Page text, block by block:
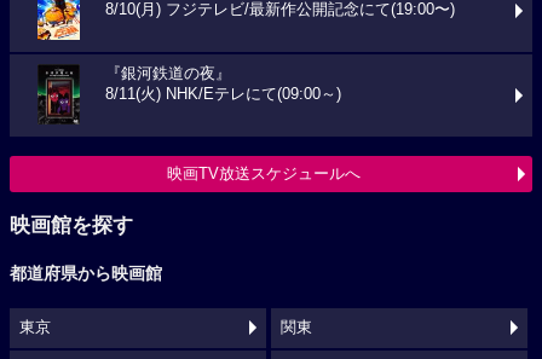
8/10(月) フジテレビ/最新作公開記念にて(19:00〜)
『銀河鉄道の夜』
8/11(火) NHK/Eテレにて(09:00～)
映画TV放送スケジュールへ
映画館を探す
都道府県から映画館
東京 関東